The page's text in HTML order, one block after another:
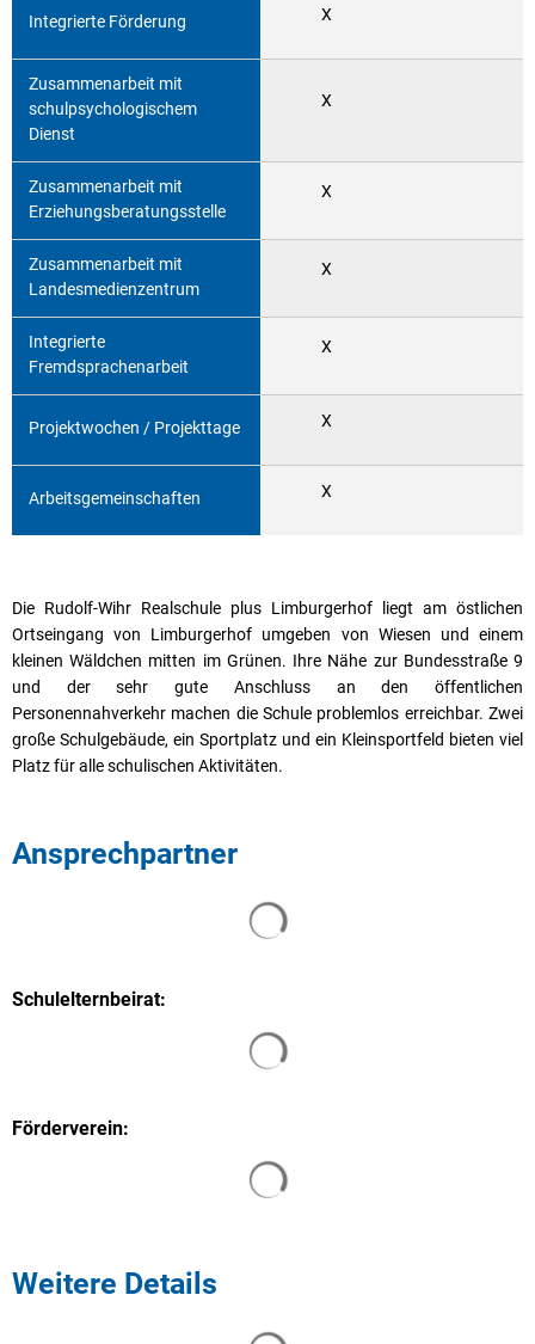
Integrierte Förderung X
Zusammenarbeit mit
schulpsychologischem
Dienst
X
Zusammenarbeit mit
Erziehungsberatungsstelle
X
Zusammenarbeit mit
Landesmedienzentrum
X
Integrierte
Fremdsprachenarbeit
X
Projektwochen / Projekttage X
Arbeitsgemeinschaften X
Die Rudolf-Wihr Realschule plus Limburgerhof liegt am östlichen
Ortseingang von Limburgerhof umgeben von Wiesen und einem
kleinen Wäldchen mitten im Grünen. Ihre Nähe zur Bundesstraße 9
und der sehr gute Anschluss an den öffentlichen
Personennahverkehr machen die Schule problemlos erreichbar. Zwei
große Schulgebäude, ein Sportplatz und ein Kleinsportfeld bieten viel
Platz für alle schulischen Aktivitäten.
Ansprechpartner
Schulelternbeirat:
Förderverein:
Weitere Details